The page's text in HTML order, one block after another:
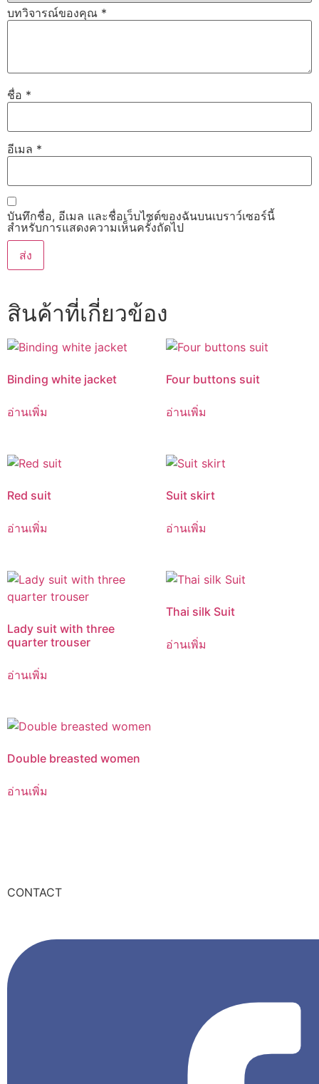
บทวิจารณ์ของคุณ *
ชื่อ *
อีเมล *
บันทึกชื่อ, อีเมล และชื่อเว็บไซต์ของฉันบนเบราว์เซอร์นี้
สำหรับการแสดงความเห็นครั้งถัดไป
สินค้าที่เกี่ยวข้อง
Binding white jacket
อ่านเพิ่ม
Four buttons suit
อ่านเพิ่ม
Red suit
อ่านเพิ่ม
Suit skirt
อ่านเพิ่ม
Lady suit with three
quarter trouser
อ่านเพิ่ม
Thai silk Suit
อ่านเพิ่ม
Double breasted women
อ่านเพิ่ม
CONTACT